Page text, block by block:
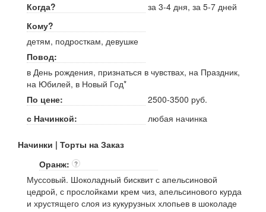
Когда?
за 3-4 дня, за 5-7 дней
Кому?
детям, подросткам, девушке
Повод:
в День рождения, признаться в чувствах, на Праздник,
на Юбилей, в Новый Год*
По цене:
2500-3500 руб.
с Начинкой:
любая начинка
Начинки | Торты на Заказ
Оранж:
?
Муссовый. Шоколадный бисквит с апельсиновой
цедрой, с прослойками крем чиз, апельсинового курда
и хрустящего слоя из кукурузных хлопьев в шоколаде